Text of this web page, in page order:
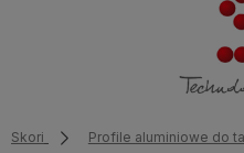
Skori Profile aluminiowe do